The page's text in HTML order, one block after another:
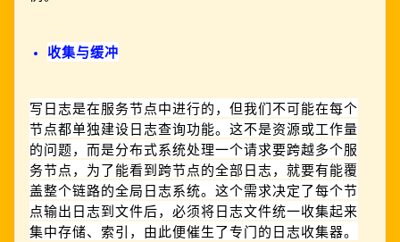
收集与缓冲
写日志是在服务节点中进行的，但我们不可能在每个
节点都单独建设日志查询功能。这不是资源或工作量
的问题，而是分布式系统处理一个请求要跨越多个服
务节点，为了能看到跨节点的全部日志，就要有能覆
盖整个链路的全局日志系统。这个需求决定了每个节
点输出日志到文件后，必须将日志文件统一收集起来
集中存储、索引，由此便催生了专门的日志收集器。